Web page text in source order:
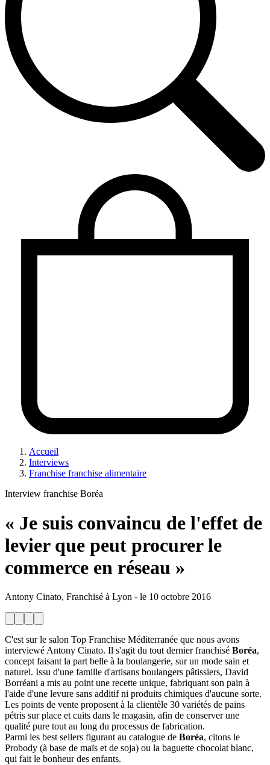
Accueil
Interviews
Franchise franchise alimentaire
Interview franchise Boréa
« Je suis convaincu de l'effet de
levier que peut procurer le
commerce en réseau »
Antony Cinato, Franchisé à Lyon - le 10 octobre 2016
C'est sur le salon Top Franchise Méditerranée que nous avons
interviewé Antony Cinato. Il s'agit du tout dernier franchisé Boréa,
concept faisant la part belle à la boulangerie, sur un mode sain et
naturel. Issu d'une famille d'artisans boulangers pâtissiers, David
Borréani a mis au point une recette unique, fabriquant son pain à
l'aide d'une levure sans additif ni produits chimiques d'aucune sorte.
Les points de vente proposent à la clientèle 30 variétés de pains
pétris sur place et cuits dans le magasin, afin de conserver une
qualité pure tout au long du processus de fabrication.
Parmi les best sellers figurant au catalogue de Boréa, citons le
Probody (à base de maïs et de soja) ou la baguette chocolat blanc,
qui fait le bonheur des enfants.